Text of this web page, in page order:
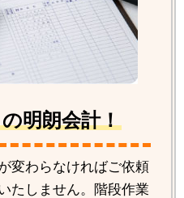
明朗会計！
変わらなければご依頼
たしません。階段作業